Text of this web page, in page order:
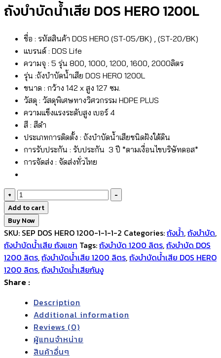
ถังบำบัดน้ำเสีย DOS HERO 1200L
ชื่อ : รหัสสินค้า DOS HERO (ST-05/BK) , (ST-20/BK)
แบรนด์ : DOS Life
ความจุ : 5 รุ่น 800, 1000, 1200, 1600, 2000ลิตร
รุ่น :ถังบำบัดน้ำเสีย DOS HERO 1200L
ขนาด : กว้าง 142 x สูง 127 ซม.
วัสดุ : วัสดุพิเศษทางวิศวกรรม HDPE PLUS
ความแข็งแรงระดับสูง เบอร์ 4
สี : สีดำ
ประเภทการติดตั้ง : ถังบำบัดน้ำเสียชนิดฝังใต้ดิน
การรับประกัน : รับประกัน 3 ปี *ตามเงื่อนไขบริษัทดอส*
การจัดส่ง : จัดส่งทั่วไทย
+
ถัง
บำบัด
น้ำ
เสีย
DOS
HERO 1200L
ถัง
บำบัด
ลิตร
quantity
-
Add to cart
Buy Now
SKU: SEP DOS HERO 1200-1-1-1-2 Categories:ถังน้ำ,ถังบำบัด,
ถังบำบัดน้ำเสีย ถังแซท Tags:ถังบำบัด 1200 ลิตร,ถังบำบัด DOS
1200 ลิตร,ถังบำบัดน้ำเสีย 1200 ลิตร,ถังบำบัดน้ำเสีย DOS HERO
1200 ลิตร,ถังบำบัดน้ำเสียกันงู
Share :
Description
Additional information
Reviews (0)
ผู้แทนจำหน่าย
สินค้าอื่นๆ